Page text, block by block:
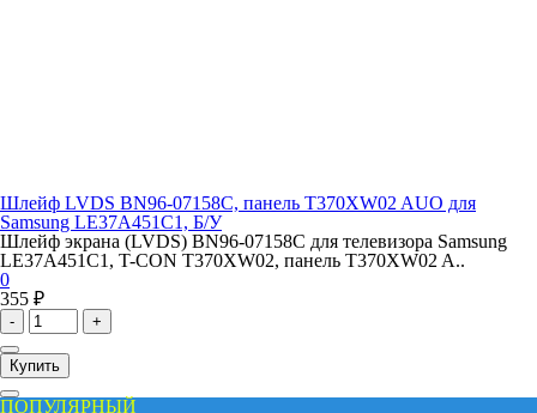
Шлейф LVDS BN96-07158C, панель T370XW02 AUO для
Samsung LE37A451C1, Б/У
Шлейф экрана (LVDS) BN96-07158C для телевизора Samsung
LE37A451C1, T-CON T370XW02, панель T370XW02 A..
0
355 ₽
- +
Купить
ПОПУЛЯРНЫЙ